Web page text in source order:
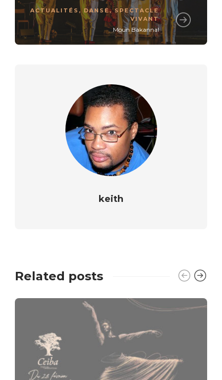
ACTUALITÉS , DANSE,SPECTACLE
VIVANT
Moun Bakannal
keith
Related posts